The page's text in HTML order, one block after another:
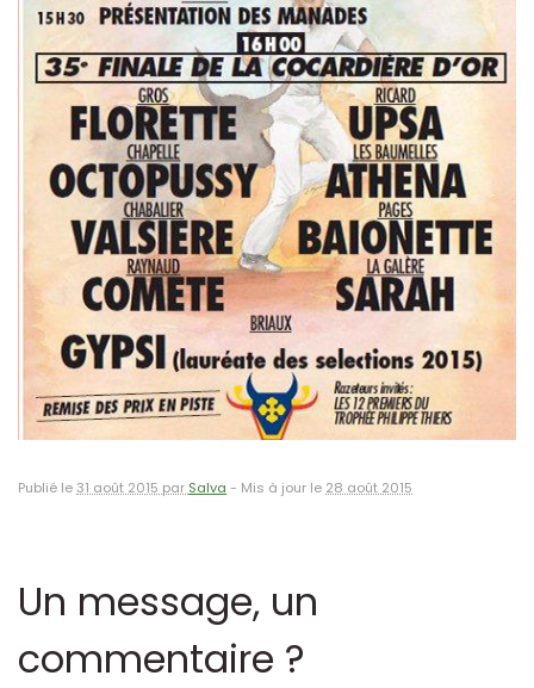
Publié le 31 août 2015 par Salva - Mis à jour le 28 août 2015
Un message, un
commentaire ?